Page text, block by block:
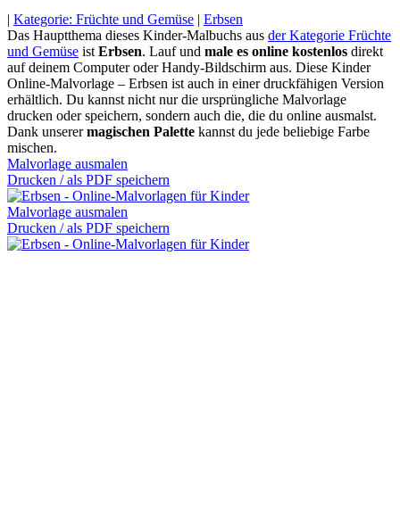
| Kategorie: Früchte und Gemüse | Erbsen
Das Hauptthema dieses Kinder-Malbuchs aus der Kategorie Früchte
und Gemüse istErbsen. Lauf und male es online kostenlos direkt
auf deinem Computer oder Handy-Bildschirm aus. Diese Kinder
Online-Malvorlage – Erbsen ist auch in einer druckfähigen Version
erhältlich. Du kannst nicht nur die ursprüngliche Malvorlage
drucken oder speichern, sondern auch die, die du online ausmalst.
Dank unserermagischen Palette kannst du jede beliebige Farbe
mischen.
Malvorlage ausmalen
Drucken / als PDF speichern
Malvorlage ausmalen
Drucken / als PDF speichern